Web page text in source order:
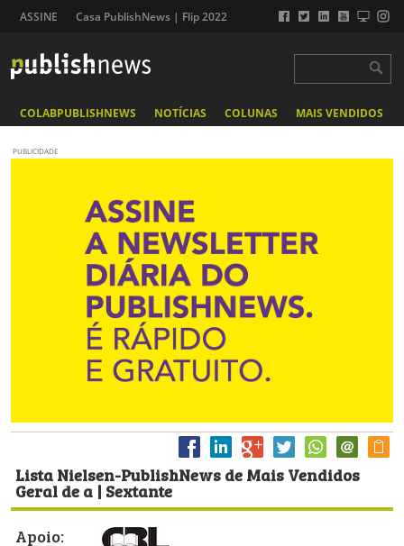
ASSINE Casa PublishNews | Flip 2022
COLABPUBLISHNEWS NOTÍCIAS COLUNAS MAIS VENDIDOS
PUBLICIDADE
Lista Nielsen-PublishNews de Mais Vendidos
Geral de a | Sextante
Apoio: